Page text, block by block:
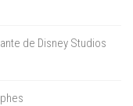
de Disney Studios